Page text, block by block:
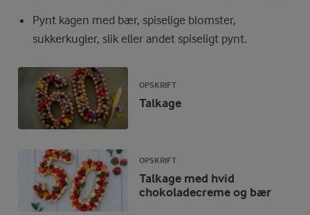
Pynt kagen med bær, spiselige blomster,
sukkerkugler, slik eller andet spiseligt pynt.
OPSKRIFT
Talkage
OPSKRIFT
Talkage med hvid
chokoladecreme og bær